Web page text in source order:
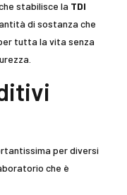
stabilisce la TDI
di sostanza che
tutta la vita senza
per diversi
che è